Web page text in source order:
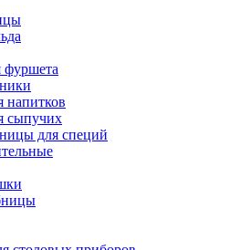
фуршета
напитков
сыпучих
для специй